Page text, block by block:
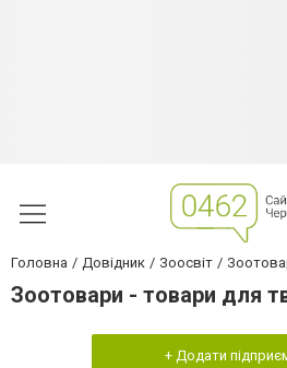
Головна Довідник Зоосвіт
Зоотовари - товари для
+ Додати